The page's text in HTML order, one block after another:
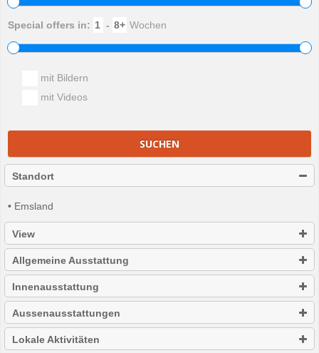
Special offers in: - Wochen
mit Bildern
mit Videos
SUCHEN
Standort
• Emsland
View
Allgemeine Ausstattung
Innenausstattung
Aussenausstattungen
Lokale Aktivitäten